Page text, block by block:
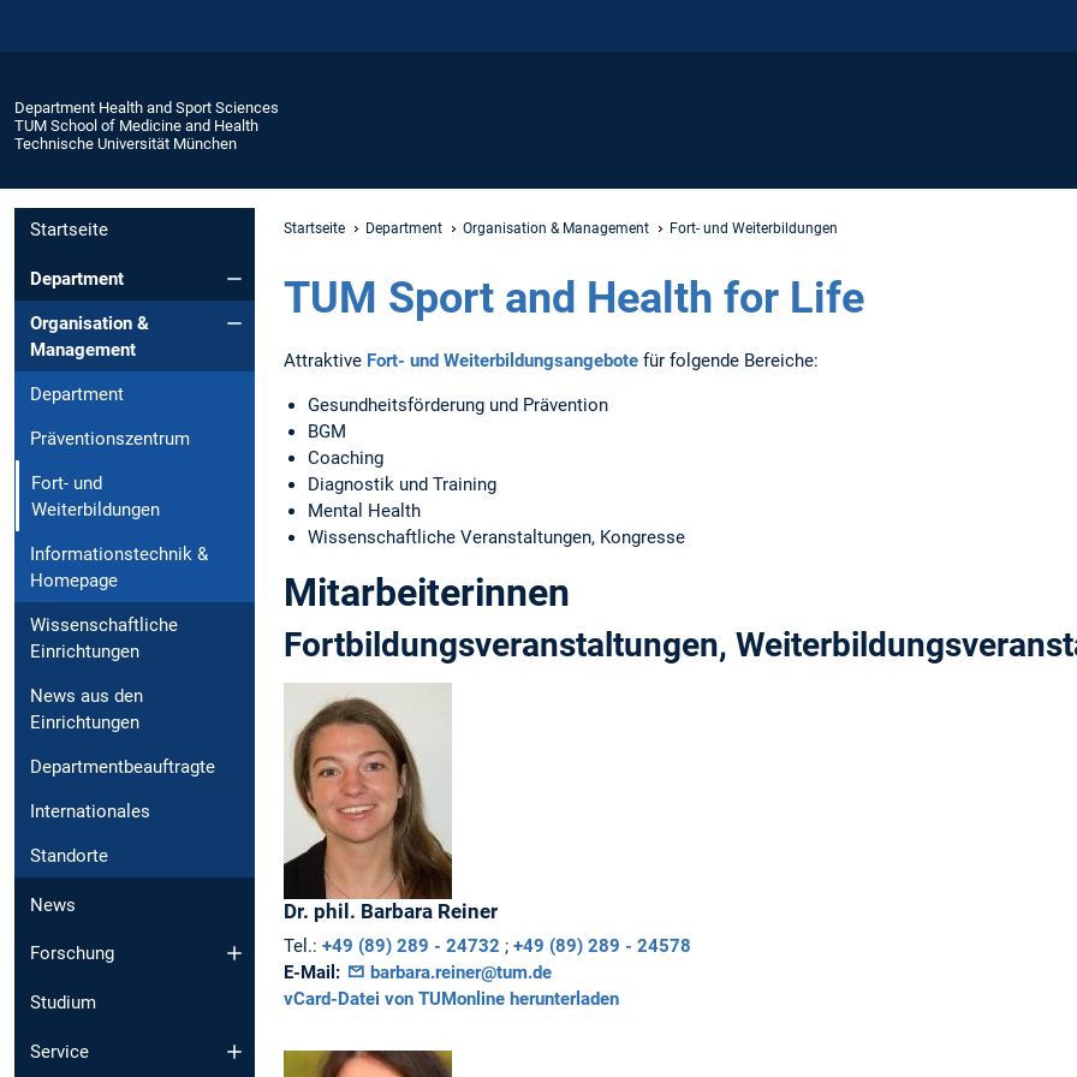
Department Health and Sport Sciences
TUM School of Medicine and Health
Technische Universität München
Startseite
Department
Organisation &
Management
Department
Präventionszentrum
Fort- und
Weiterbildungen
Informationstechnik &
Homepage
Wissenschaftliche
Einrichtungen
News aus den
Einrichtungen
Departmentbeauftragte
Internationales
Standorte
News
Forschung
Studium
Service
Startseite Department Organisation & Management Fort- und Weiterbildungen
TUM Sport and Health for Life
Attraktive Fort- und Weiterbildungsangebote für folgende Bereiche:
Gesundheitsförderung und Prävention
BGM
Coaching
Diagnostik und Training
Mental Health
Wissenschaftliche Veranstaltungen, Kongresse
Mitarbeiterinnen
Fortbildungsveranstaltungen,
Dr. phil. Barbara Reiner
Tel.: +49 (89) 289 - 24732 ; +49 (89) 289 - 24578
E-Mail:
barbara.reiner@tum.de
vCard-Datei von TUMonline herunterladen